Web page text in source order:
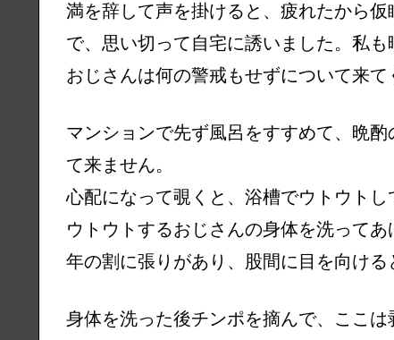
満を辞して声を掛けると、疲れたから
で、思い切って自宅に誘いました。私
おじさんは何の警戒もせずについて来て
マンションで先ず風呂をすすめて、晩
て来ません。
心配になって覗くと、浴槽でウトウト
ウトウトするおじさんの身体を洗って
年の割に張りがあり、股間に目を向け
身体を洗った後チンポを摘んで、ここ